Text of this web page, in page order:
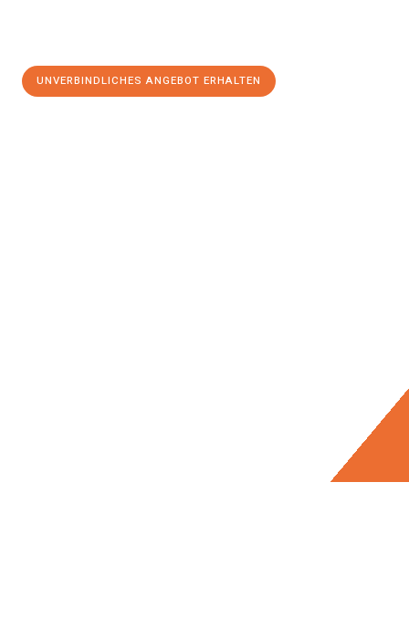
UNVERBINDLICHES ANGEBOT ERHALTEN